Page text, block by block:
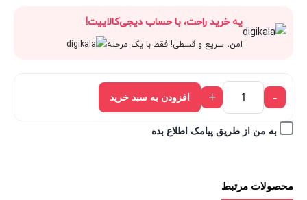
1,966,500 تومان.
2,185,000 تومان
بود.
فعلی:
1,966,500 تومان.
یه خرید راحت، با حساب دیجی‌کالاییت!
امن، سریع و قسطی! فقط با یک مرحله
-
+ افزودن به سبد خرید
به من از طریق پیامک اطلاع بده
محصولات مرتبط